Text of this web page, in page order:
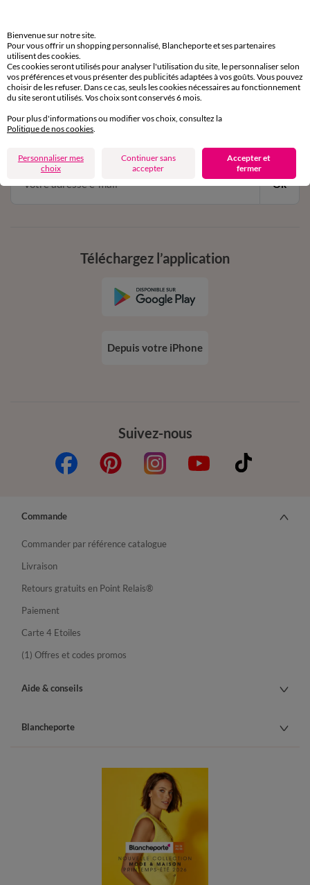
par chat et par téléphone
de 8h00 à 20h00 du lundi au samedi
11€ Offerts
en vous inscrivant à la newsletter
conditions dans votre email de confirmation
Ok
Suivez-nous
Téléchargez l’application
Depuis votre iPhone
Commande
Commander par référence catalogue
Livraison
Retours gratuits en Point Relais®
Paiement
Carte 4 Etoiles
(1) Offres et codes promos
Aide & conseils
Blancheporte
Bienvenue sur notre site.
Pour vous offrir un shopping personnalisé, Blancheporte et ses partenaires
utilisent des cookies.
Ces cookies seront utilisés pour analyser l'utilisation du site, le personnaliser selon
vos préférences et vous présenter des publicités adaptées à vos goûts. Vous pouvez
choisir de les refuser. Dans ce cas, seuls les cookies nécessaires au fonctionnement
du site seront utilisés. Vos choix sont conservés 6 mois.
Pour plus d'informations ou modifier vos choix, consultez la
Politique de nos cookies
Personnaliser mes
choix
Continuer sans
accepter
Accepter et
fermer